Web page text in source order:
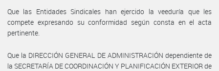
Que las Entidades Sindicales han ejercido la veeduría que les
compete expresando su conformidad según consta en el acta
pertinente.
Que la DIRECCIÓN GENERAL DE ADMINISTRACIÓN dependiente de
la SECRETARÍA DE COORDINACIÓN Y PLANIFICACIÓN EXTERIOR de